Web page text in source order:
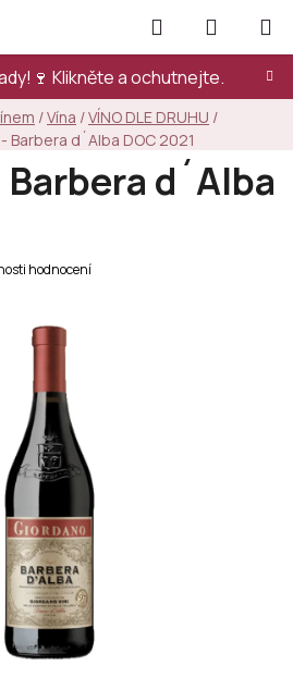
Klikněte a ochutnejte.
Hledat
KOŠÍK
/Vína /VÍNO DLE DRUHU /
Barbera d´Alba DOC 2021
d´Alba
hodnocení